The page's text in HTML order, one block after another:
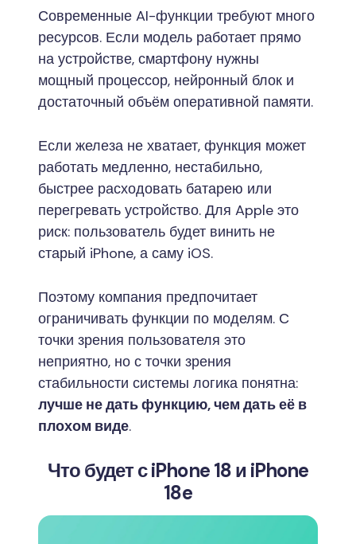
Современные AI-функции требуют много
ресурсов. Если модель работает прямо
на устройстве, смартфону нужны
мощный процессор, нейронный блок и
достаточный объём оперативной памяти.
Если железа не хватает, функция может
работать медленно, нестабильно,
быстрее расходовать батарею или
перегревать устройство. Для Apple это
риск: пользователь будет винить не
старый iPhone, а саму iOS.
Поэтому компания предпочитает
ограничивать функции по моделям. С
точки зрения пользователя это
неприятно, но с точки зрения
стабильности системы логика понятна:
лучше не дать функцию, чем дать её в
плохом виде.
Что будет с iPhone 18 и iPhone
18e